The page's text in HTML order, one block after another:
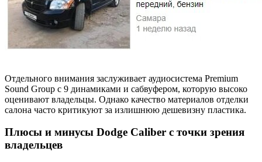
Отдельного внимания заслуживает аудиосистема Premium
Sound Group с 9 динамиками и сабвуфером, которую высоко
оценивают владельцы. Однако качество материалов отделки
салона часто критикуют за излишнюю дешевизну пластика.
Плюсы и минусы Dodge Caliber с точки зрения
владельцев